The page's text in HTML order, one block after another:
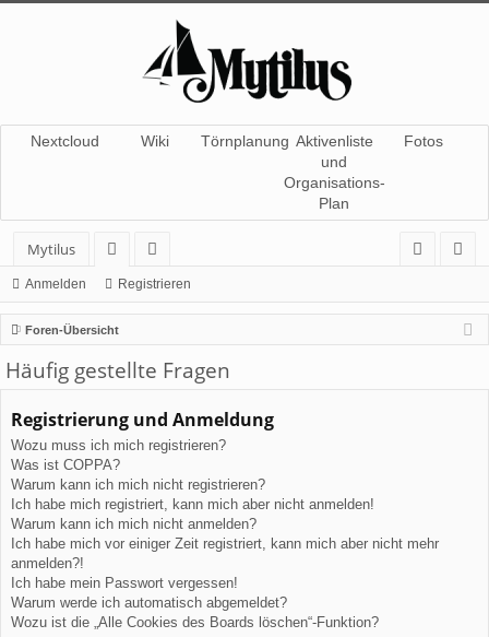
Nextcloud Wiki Törnplanung Aktivenliste
und
Organisations-
Plan
Fotos
Mytilus
or
en
itg
lie
de
r
m
el
de
ist
rie
re
Anmelden Registrieren
Foren-Übersicht
Häufig gestellte Fragen
Registrierung und Anmeldung
Wozu muss ich mich registrieren?
Was ist COPPA?
Warum kann ich mich nicht registrieren?
Ich habe mich registriert, kann mich aber nicht anmelden!
Warum kann ich mich nicht anmelden?
Ich habe mich vor einiger Zeit registriert, kann mich aber nicht mehr
anmelden?!
Ich habe mein Passwort vergessen!
Warum werde ich automatisch abgemeldet?
Wozu ist die „Alle Cookies des Boards löschen“-Funktion?